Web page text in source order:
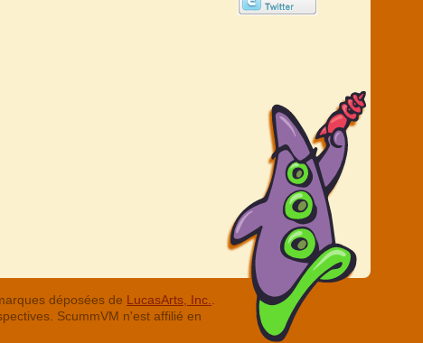
déposées de LucasArts, Inc.
ScummVM n'est affilié en